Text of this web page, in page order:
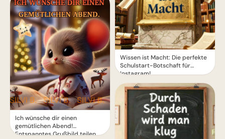
Ich wünsche dir einen
gemütlichen Abend!
Entspanntes Grußbild teilen.
Wissen ist Macht: Die perfekte
Schulstart-Botschaft für
Instagram!